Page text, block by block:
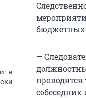
в
бюджетных
—
собеседник